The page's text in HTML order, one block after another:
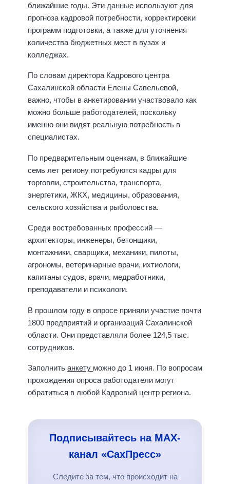
ближайшие годы. Эти данные используют для
прогноза кадровой потребности, корректировки
программ подготовки, а также для уточнения
количества бюджетных мест в вузах и
колледжах.
По словам директора Кадрового центра
Сахалинской области Елены Савельевой,
важно, чтобы в анкетировании участвовало как
можно больше работодателей, поскольку
именно они видят реальную потребность в
специалистах.
По предварительным оценкам, в ближайшие
семь лет региону потребуются кадры для
торговли, строительства, транспорта,
энергетики, ЖКХ, медицины, образования,
сельского хозяйства и рыболовства.
Среди востребованных профессий —
архитекторы, инженеры, бетонщики,
монтажники, сварщики, механики, пилоты,
агрономы, ветеринарные врачи, ихтиологи,
капитаны судов, врачи, медработники,
преподаватели и психологи.
В прошлом году в опросе приняли участие почти
1800 предприятий и организаций Сахалинской
области. Они представляли более 124,5 тыс.
сотрудников.
Заполнить анкету можно до 1 июня. По вопросам
прохождения опроса работодатели могут
обратиться в любой Кадровый центр региона.
Подписывайтесь на MAX-
канал «СахПресс»
Следите за тем, что происходит на